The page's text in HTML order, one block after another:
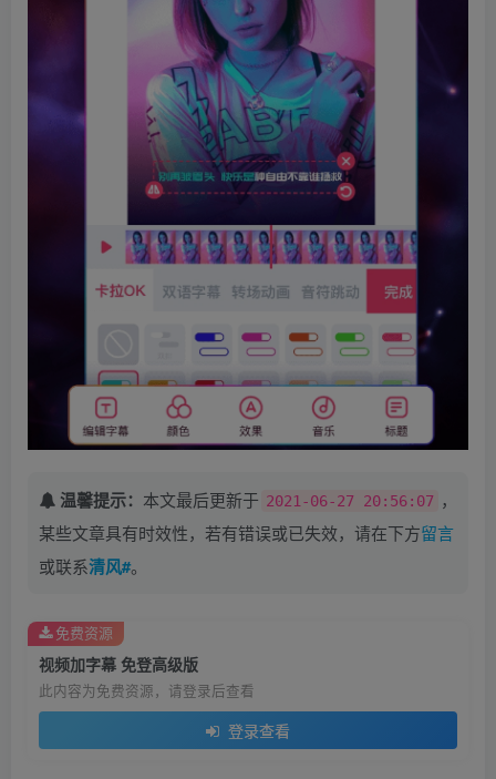
温馨提示： 本文最后更新于 2021-06-27 20:56:07 ，
某些文章具有时效性，若有错误或已失效，请在下方留言
或联系清风#。
视频加字幕 免登高级版
此内容为免费资源，请登录后查看
登录查看
免费资源